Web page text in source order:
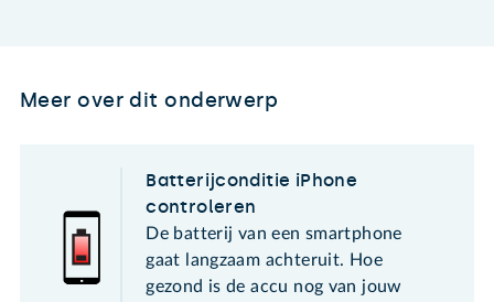
Meer over dit onderwerp
Batterijconditie iPhone
controleren
De batterij van een smartphone
gaat langzaam achteruit. Hoe
gezond is de accu nog van jouw